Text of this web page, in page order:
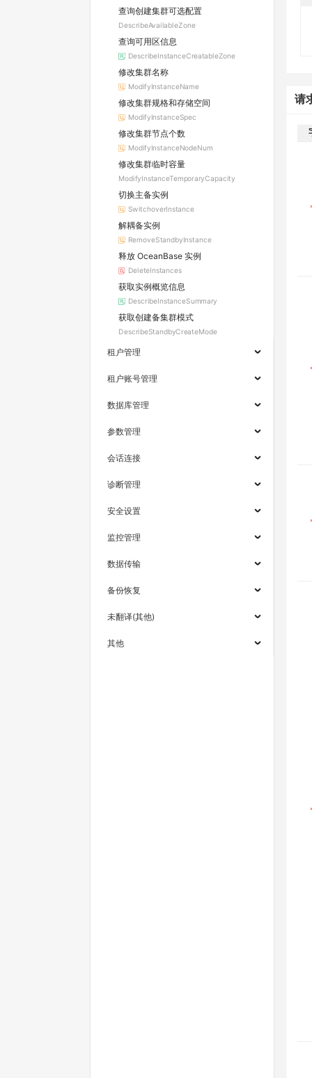
查询创建集群可选配置
DescribeAvailableZone
查询可用区信息
DescribeInstanceCreatableZone
修改集群名称
ModifyInstanceName
修改集群规格和存储空间
ModifyInstanceSpec
修改集群节点个数
ModifyInstanceNodeNum
修改集群临时容量
ModifyInstanceTemporaryCapacity
切换主备实例
SwitchoverInstance
解耦备实例
RemoveStandbyInstance
释放 OceanBase 实例
DeleteInstances
获取实例概览信息
DescribeInstanceSummary
获取创建备集群模式
DescribeStandbyCreateMode
租户管理
租户账号管理
数据库管理
参数管理
会话连接
诊断管理
安全设置
监控管理
数据传输
备份恢复
未翻译(其他)
其他
请